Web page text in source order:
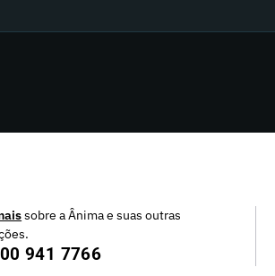
sobre a Ânima e suas outras
941 7766